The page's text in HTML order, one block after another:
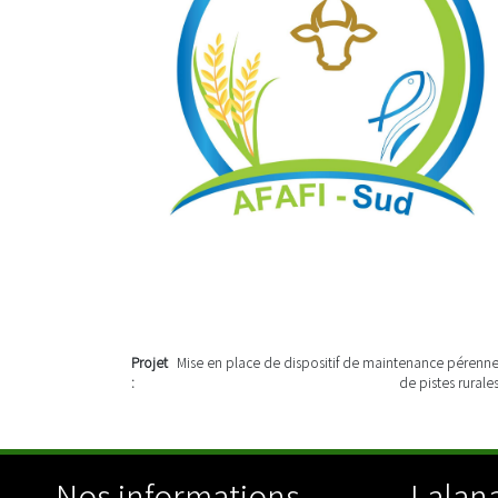
Projet
:
Mise en place de dispositif de maintenance pérenne
de pistes rurales